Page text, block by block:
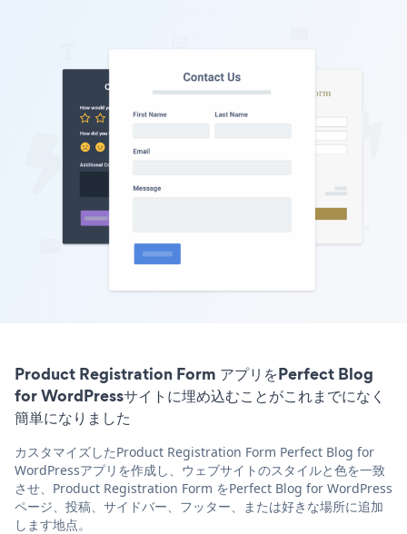
Product Registration Form アプリをPerfect Blog
for WordPressサイトに埋め込むことがこれまでになく
簡単になりました
カスタマイズしたProduct Registration Form Perfect Blog for
WordPressアプリを作成し、ウェブサイトのスタイルと色を一致
させ、Product Registration Form をPerfect Blog for WordPress
ページ、投稿、サイドバー、フッター、または好きな場所に追加
します地点。